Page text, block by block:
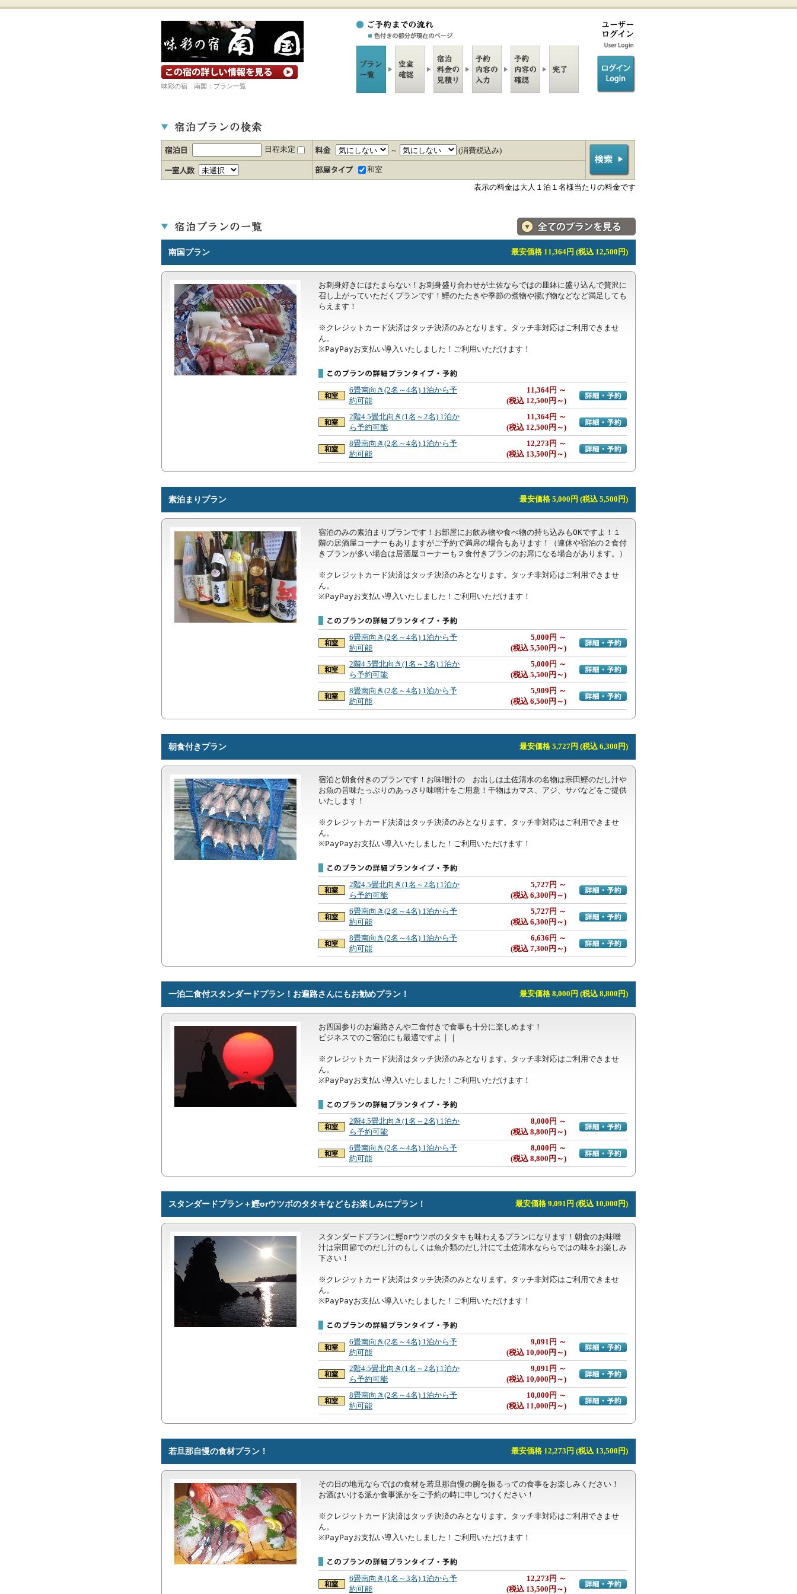
宿の詳細ホームページを見る
味彩の宿 南国：プラン一覧
日程未定 ～ (消費税込み)
和室
表示の料金は大人１泊１名様当たりの料金です
料金・宿泊プラン一覧へ
南国プラン 最安価格 11,364円 (税込 12,500円)
お刺身好きにはたまらない！お刺身盛り合わせが土佐ならではの皿鉢に盛り込んで贅沢に
召し上がっていただくプランです！鰹のたたきや季節の煮物や揚げ物などなど満足しても
らえます！
※クレジットカード決済はタッチ決済のみとなります。タッチ非対応はご利用できませ
ん。
※PayPayお支払い導入いたしました！ご利用いただけます！
6畳南向き(2名～4名) 1泊から予
約可能
11,364円 ～
(税込 12,500円～)
詳細・予約へ
2階4.5畳北向き(1名～2名) 1泊か
ら予約可能
11,364円 ～
(税込 12,500円～)
詳細・予約へ
8畳南向き(2名～4名) 1泊から予
約可能
12,273円 ～
(税込 13,500円～)
詳細・予約へ
素泊まりプラン 最安価格 5,000円 (税込 5,500円)
宿泊のみの素泊まりプランです！お部屋にお飲み物や食べ物の持ち込みもOKですよ！１
階の居酒屋コーナーもありますがご予約で満席の場合もあります！（連休や宿泊の２食付
きプランが多い場合は居酒屋コーナーも２食付きプランのお席になる場合があります。）
※クレジットカード決済はタッチ決済のみとなります。タッチ非対応はご利用できませ
ん。
※PayPayお支払い導入いたしました！ご利用いただけます！
6畳南向き(2名～4名) 1泊から予
約可能
5,000円 ～
(税込 5,500円～)
詳細・予約へ
2階4.5畳北向き(1名～2名) 1泊か
ら予約可能
5,000円 ～
(税込 5,500円～)
詳細・予約へ
8畳南向き(2名～4名) 1泊から予
約可能
5,909円 ～
(税込 6,500円～)
詳細・予約へ
朝食付きプラン 最安価格 5,727円 (税込 6,300円)
宿泊と朝食付きのプランです！お味噌汁の　お出しは土佐清水の名物は宗田鰹のだし汁や
お魚の旨味たっぷりのあっさり味噌汁をご用意！干物はカマス、アジ、サバなどをご提供
いたします！
※クレジットカード決済はタッチ決済のみとなります。タッチ非対応はご利用できませ
ん。
※PayPayお支払い導入いたしました！ご利用いただけます！
2階4.5畳北向き(1名～2名) 1泊か
ら予約可能
5,727円 ～
(税込 6,300円～)
詳細・予約へ
6畳南向き(2名～4名) 1泊から予
約可能
5,727円 ～
(税込 6,300円～)
詳細・予約へ
8畳南向き(2名～4名) 1泊から予
約可能
6,636円 ～
(税込 7,300円～)
詳細・予約へ
一泊二食付スタンダードプラン！お遍路さんにもお勧めプラン！ 最安価格 8,000円 (税込 8,800円)
お四国参りのお遍路さんや二食付きで食事も十分に楽しめます！
ビジネスでのご宿泊にも最適ですよ｜｜
※クレジットカード決済はタッチ決済のみとなります。タッチ非対応はご利用できませ
ん。
※PayPayお支払い導入いたしました！ご利用いただけます！
2階4.5畳北向き(1名～2名) 1泊か
ら予約可能
8,000円 ～
(税込 8,800円～)
詳細・予約へ
6畳南向き(2名～4名) 1泊から予
約可能
8,000円 ～
(税込 8,800円～)
詳細・予約へ
スタンダードプラン＋鰹orウツボのタタキなどもお楽しみにプラン！ 最安価格 9,091円 (税込 10,000円)
スタンダードプランに鰹orウツボのタタキも味わえるプランになります！朝食のお味噌
汁は宗田節でのだし汁のもしくは魚介類のだし汁にて土佐清水なららではの味をお楽しみ
下さい！
※クレジットカード決済はタッチ決済のみとなります。タッチ非対応はご利用できませ
ん。
※PayPayお支払い導入いたしました！ご利用いただけます！
6畳南向き(2名～4名) 1泊から予
約可能
9,091円 ～
(税込 10,000円～)
詳細・予約へ
2階4.5畳北向き(1名～2名) 1泊か
ら予約可能
9,091円 ～
(税込 10,000円～)
詳細・予約へ
8畳南向き(2名～4名) 1泊から予
約可能
10,000円 ～
(税込 11,000円～)
詳細・予約へ
若旦那自慢の食材プラン！ 最安価格 12,273円 (税込 13,500円)
その日の地元ならではの食材を若旦那自慢の腕を振るっての食事をお楽しみください！
お酒はいける派か食事派かをご予約の時に申しつけください！
※クレジットカード決済はタッチ決済のみとなります。タッチ非対応はご利用できませ
ん。
※PayPayお支払い導入いたしました！ご利用いただけます！
6畳南向き(1名～3名) 1泊から予
約可能
12,273円 ～
(税込 13,500円～)
詳細・予約へ